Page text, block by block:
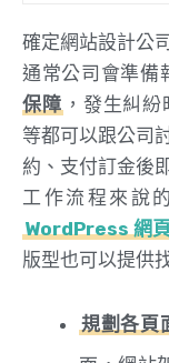
確定網站設計公
通常公司會準備
保障 ，發生糾
等都可以跟公司
約、支付訂金後
工作流程來說
WordPress 網
版型也可以提供
規劃各頁